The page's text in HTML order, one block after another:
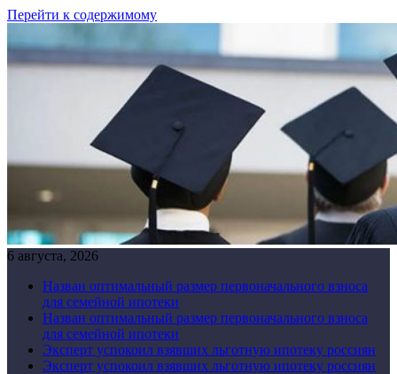
Перейти к содержимому
6 августа, 2026
Назван оптимальный размер первоначального взноса
для семейной ипотеки
Назван оптимальный размер первоначального взноса
для семейной ипотеки
Эксперт успокоил взявших льготную ипотеку россиян
Эксперт успокоил взявших льготную ипотеку россиян